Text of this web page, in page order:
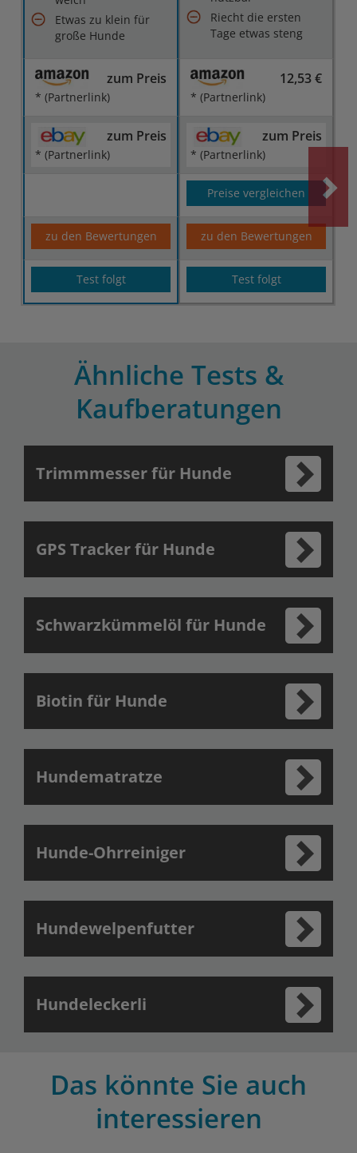
Etwas zu klein für
große Hunde
Riecht die ersten
Tage etwas steng
zum Preis
* (Partnerlink)
12,53 €
* (Partnerlink)
zum Preis
* (Partnerlink)
zum Preis
* (Partnerlink)
Preise vergleichen
zu den Bewertungen zu den Bewertungen
Test folgt Test folgt
Ähnliche Tests &
Kaufberatungen
Trimmmesser für Hunde
GPS Tracker für Hunde
Schwarzkümmelöl für Hunde
Biotin für Hunde
Hundematratze
Hunde-Ohrreiniger
Hundewelpenfutter
Hundeleckerli
Das könnte Sie auch
interessieren